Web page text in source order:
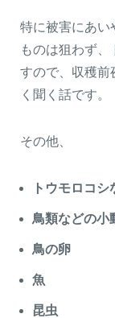
特に被害にあい
ものは狙わず
すので、収穫前
く聞く話です。
その他、
トウモロコ
鳥類などの小
鳥の卵
魚
昆虫